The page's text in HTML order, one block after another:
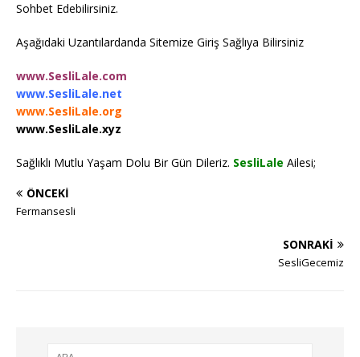
Sohbet Edebilirsiniz.
Aşağıdaki Uzantılardanda Sitemize Giriş Sağlıya Bilirsiniz
www.SesliLale.com
www.SesliLale.net
www.SesliLale.org
www.SesliLale.xyz
Sağlıklı Mutlu Yaşam Dolu Bir Gün Dileriz. SesliLale Ailesi;
ÖNCEKI
Fermansesli
SONRAKI
SesliGecemiz